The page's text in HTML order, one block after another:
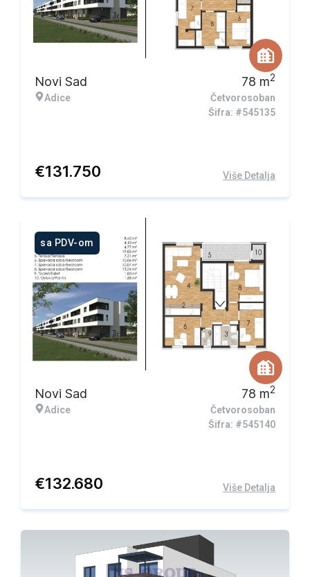
Novi Sad
Adice
78 m2
Četvorosoban
Šifra: #545135
€131.750 Više Detalja
sa PDV-om
Novi Sad
Adice
78 m2
Četvorosoban
Šifra: #545140
€132.680 Više Detalja